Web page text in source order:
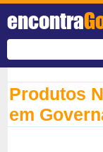
encontra
Produtos
em